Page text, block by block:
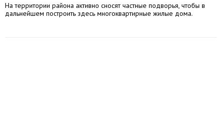
На территории района активно сносят частные подворья, чтобы в
дальнейшем построить здесь многоквартирные жилые дома.